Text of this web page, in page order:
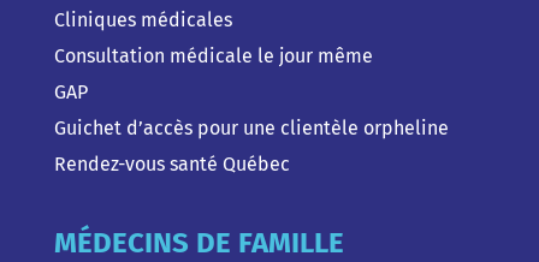
Cliniques médicales
Consultation médicale le jour même
GAP
Guichet d’accès pour une clientèle orpheline
Rendez-vous santé Québec
MÉDECINS DE FAMILLE